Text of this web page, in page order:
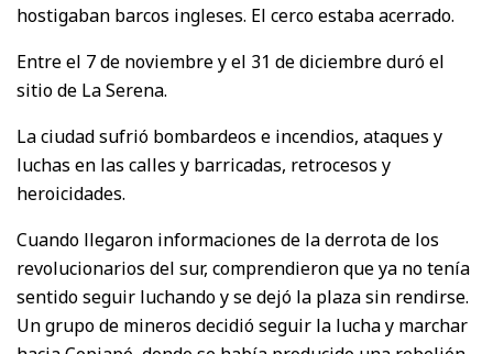
hostigaban barcos ingleses. El cerco estaba acerrado.
Entre el 7 de noviembre y el 31 de diciembre duró el
sitio de La Serena.
La ciudad sufrió bombardeos e incendios, ataques y
luchas en las calles y barricadas, retrocesos y
heroicidades.
Cuando llegaron informaciones de la derrota de los
revolucionarios del sur, comprendieron que ya no tenía
sentido seguir luchando y se dejó la plaza sin rendirse.
Un grupo de mineros decidió seguir la lucha y marchar